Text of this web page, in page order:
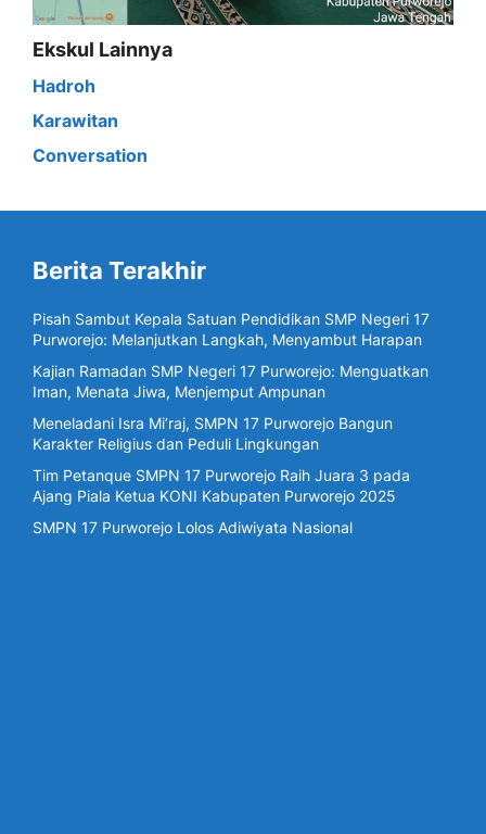
Ekskul Lainnya
Hadroh
Karawitan
Conversation
Berita Terakhir
Pisah Sambut Kepala Satuan Pendidikan SMP Negeri 17
Purworejo: Melanjutkan Langkah, Menyambut Harapan
Kajian Ramadan SMP Negeri 17 Purworejo: Menguatkan
Iman, Menata Jiwa, Menjemput Ampunan
Meneladani Isra Mi’raj, SMPN 17 Purworejo Bangun
Karakter Religius dan Peduli Lingkungan
Tim Petanque SMPN 17 Purworejo Raih Juara 3 pada
Ajang Piala Ketua KONI Kabupaten Purworejo 2025
SMPN 17 Purworejo Lolos Adiwiyata Nasional